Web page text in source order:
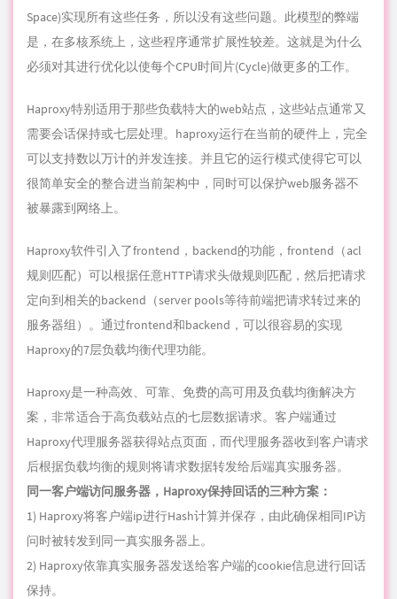
Space)实现所有这些任务，所以没有这些问题。此模型的弊端
是，在多核系统上，这些程序通常扩展性较差。这就是为什么
必须对其进行优化以使每个CPU时间片(Cycle)做更多的工作。
Haproxy特别适用于那些负载特大的web站点，这些站点通常又
需要会话保持或七层处理。haproxy运行在当前的硬件上，完全
可以支持数以万计的并发连接。并且它的运行模式使得它可以
很简单安全的整合进当前架构中，同时可以保护web服务器不
被暴露到网络上。
Haproxy软件引入了frontend，backend的功能，frontend（acl
规则匹配）可以根据任意HTTP请求头做规则匹配，然后把请求
定向到相关的backend（server pools等待前端把请求转过来的
服务器组）。通过frontend和backend，可以很容易的实现
Haproxy的7层负载均衡代理功能。
Haproxy是一种高效、可靠、免费的高可用及负载均衡解决方
案，非常适合于高负载站点的七层数据请求。客户端通过
Haproxy代理服务器获得站点页面，而代理服务器收到客户请求
后根据负载均衡的规则将请求数据转发给后端真实服务器。
同一客户端访问服务器，Haproxy保持回话的三种方案：
1) Haproxy将客户端ip进行Hash计算并保存，由此确保相同IP访
问时被转发到同一真实服务器上。
2) Haproxy依靠真实服务器发送给客户端的cookie信息进行回话
保持。